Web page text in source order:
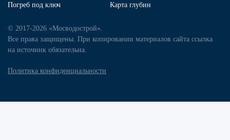
Погреб под ключ
Карта глубин
© 2017-2026 «Мосводострой».
Все права защищены. При копировании материалов сайта ссылка
на источник обязательна.
Политика конфиденциальности